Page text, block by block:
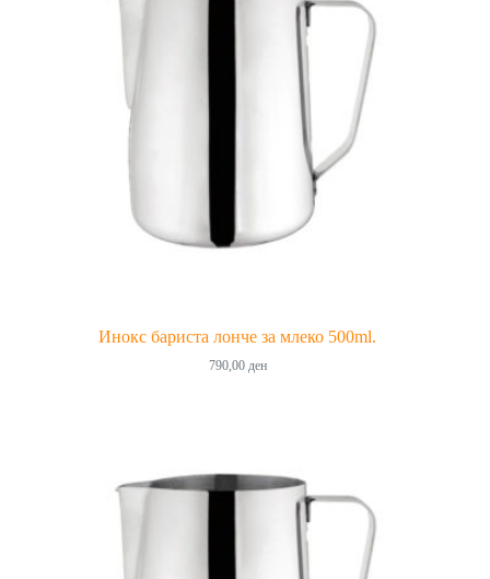
Инокс бариста лонче за млеко 500ml.
790,00 ден